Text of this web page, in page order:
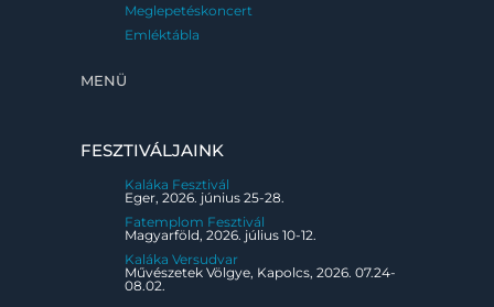
Meglepetéskoncert
Emléktábla
MENÜ
FESZTIVÁLJAINK
Kaláka Fesztivál
Eger, 2026. június 25-28.
Fatemplom Fesztivál
Magyarföld, 2026. július 10-12.
Kaláka Versudvar
Művészetek Völgye, Kapolcs, 2026. 07.24-
08.02.